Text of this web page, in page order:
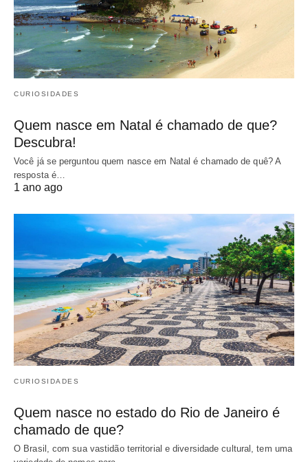
CURIOSIDADES
Quem nasce em Natal é chamado de que?
Descubra!
Você já se perguntou quem nasce em Natal é chamado de quê? A
resposta é…
1 ano ago
CURIOSIDADES
Quem nasce no estado do Rio de Janeiro é
chamado de que?
O Brasil, com sua vastidão territorial e diversidade cultural, tem uma